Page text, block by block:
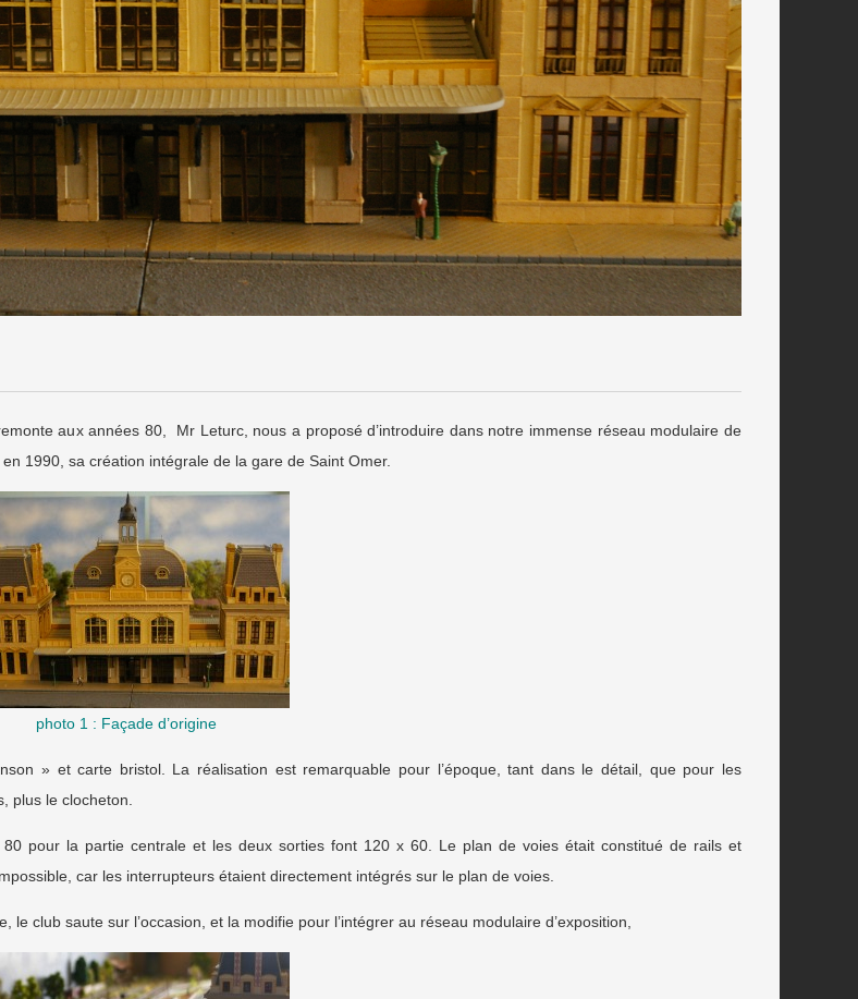
aux années 80, Mr Leturc, nous a proposé d’introduire dans notre immense réseau modulaire de
1990, sa création intégrale de la gare de Saint Omer.
photo 1 : Façade d’origine
» et carte bristol. La réalisation est remarquable pour l’époque, tant dans le détail, que pour les
plus le clocheton.
pour la partie centrale et les deux sorties font 120 x 60. Le plan de voies était constitué de rails et
car les interrupteurs étaient directement intégrés sur le plan de voies.
club saute sur l’occasion, et la modifie pour l’intégrer au réseau modulaire d’exposition,